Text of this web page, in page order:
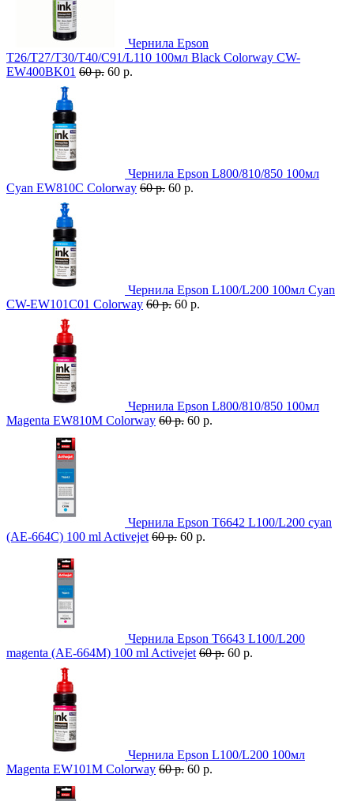
Чернила Epson
T26/T27/T30/T40/C91/L110 100мл Black Colorway CW-
EW400BK01 60 р. 60 р.
Чернила Epson L800/810/850 100мл
Cyan EW810C Colorway 60 р. 60 р.
Чернила Epson L100/L200 100мл Cyan
CW-EW101C01 Colorway 60 р. 60 р.
Чернила Epson L800/810/850 100мл
Magenta EW810M Colorway 60 р. 60 р.
Чернила Epson T6642 L100/L200 cyan
(AE-664C) 100 ml Activejet 60 р. 60 р.
Чернила Epson T6643 L100/L200
magenta (AE-664M) 100 ml Activejet 60 р. 60 р.
Чернила Epson L100/L200 100мл
Magenta EW101M Colorway 60 р. 60 р.